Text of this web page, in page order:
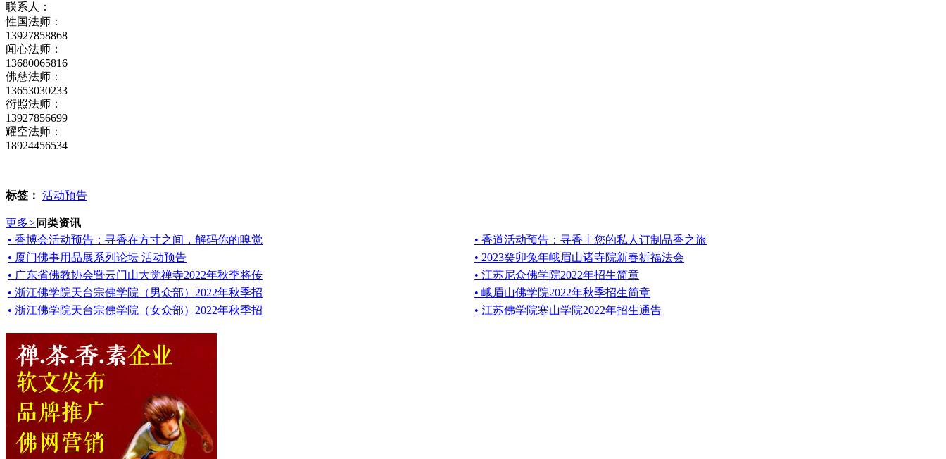
联系人：
性国法师：
13927858868
闻心法师：
13680065816
佛慈法师：
13653030233
衍照法师：
13927856699
耀空法师：
18924456534
标签： 活动预告
更多> 同类资讯
• 香博会活动预告：寻香在方寸之间，解码你的嗅觉
• 香道活动预告：寻香丨您的私人订制品香之旅
• 厦门佛事用品展系列论坛 活动预告
• 2023癸卯兔年峨眉山诸寺院新春祈福法会
• 广东省佛教协会暨云门山大觉禅寺2022年秋季将传
• 江苏尼众佛学院2022年招生简章
• 浙江佛学院天台宗佛学院（男众部）2022年秋季招
• 峨眉山佛学院2022年秋季招生简章
• 浙江佛学院天台宗佛学院（女众部）2022年秋季招
• 江苏佛学院寒山学院2022年招生通告